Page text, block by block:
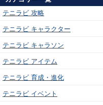
テニラビ 攻略
テニラビ キャラクター
テニラビ キャラソン
テニラビ アイテム
テニラビ 育成・進化
テニラビ イベント